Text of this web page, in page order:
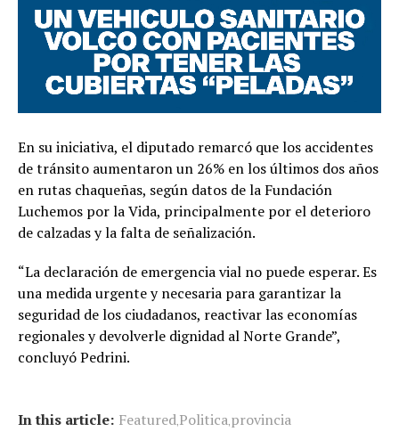
En su iniciativa, el diputado remarcó que los accidentes
de tránsito aumentaron un 26% en los últimos dos años
en rutas chaqueñas, según datos de la Fundación
Luchemos por la Vida, principalmente por el deterioro
de calzadas y la falta de señalización.
“La declaración de emergencia vial no puede esperar. Es
una medida urgente y necesaria para garantizar la
seguridad de los ciudadanos, reactivar las economías
regionales y devolverle dignidad al Norte Grande”,
concluyó Pedrini.
In this article: Featured,Politica,provincia